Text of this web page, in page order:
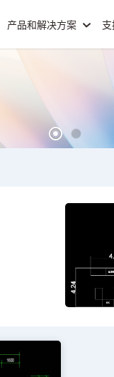
产品和解决方案